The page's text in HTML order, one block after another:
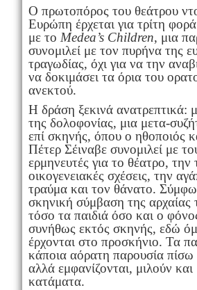
Ο πρωτοπόρος του θεάτρου
Ευρώπη έρχεται για τρίτη
με το Medea’s Children, μια
συνομιλεί με τον πυρήνα της
τραγωδίας, όχι για να την
να δοκιμάσει τα όρια του
ανεκτού.
Η δράση ξεκινά ανατρεπτικά:
της δολοφονίας, μια μετα-
επί σκηνής, όπου ο ηθοποιός
Πέτερ Σέιναβε ​​συνομιλεί με
ερμηνευτές για το θέατρο, την
οικογενειακές σχέσεις, την
τραύμα και τον θάνατο.
σκηνική σύμβαση της αρχαίας
τόσο τα παιδιά όσο και ο
συνήθως εκτός σκηνής, εδώ
έρχονται στο προσκήνιο. Τα
κάποια αόρατη παρουσία πίσω
αλλά εμφανίζονται, μιλούν
κατάματα.